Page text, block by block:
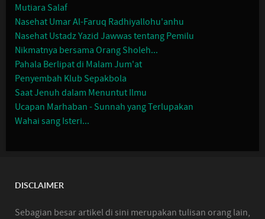
Mutiara Salaf
Nasehat Umar Al-Faruq Radhiyallohu'anhu
Nasehat Ustadz Yazid Jawwas tentang Pemilu
Nikmatnya bersama Orang Sholeh...
Pahala Berlipat di Malam Jum'at
Penyembah Klub Sepakbola
Saat Jenuh dalam Menuntut Ilmu
Ucapan Marhaban - Sunnah yang Terlupakan
Wahai sang Isteri...
DISCLAIMER
Sebagian besar artikel di sini merupakan tulisan orang lain,